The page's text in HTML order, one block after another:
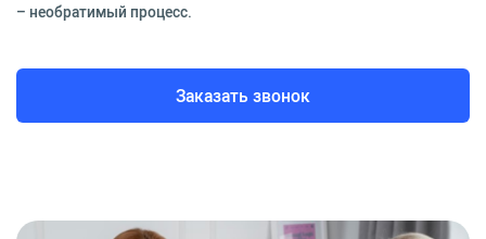
– необратимый процесс.
Заказать звонок